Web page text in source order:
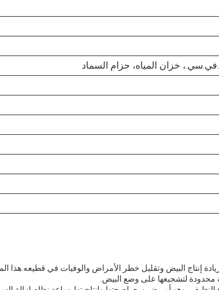
خزان المياه، حزام السماد
إنتاج البيض وتقليل خطر الأمراض والوفيات في قطيعه.هذا
لتشجيعها على وضع البيض.